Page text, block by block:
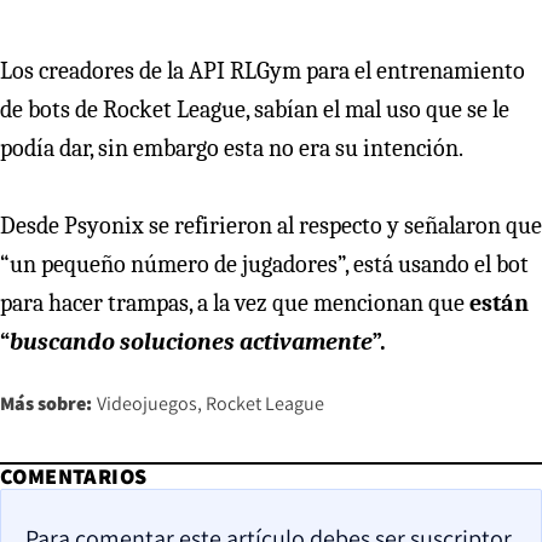
Los creadores de la API RLGym para el entrenamiento
de bots de Rocket League, sabían el mal uso que se le
podía dar, sin embargo esta no era su intención.
Desde Psyonix se refirieron al respecto y señalaron que
“un pequeño número de jugadores”, está usando el bot
para hacer trampas, a la vez que mencionan queestán
“buscando soluciones activamente”.
Más sobre: Videojuegos Rocket League
COMENTARIOS